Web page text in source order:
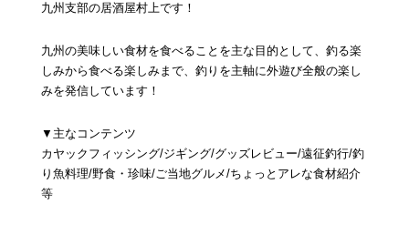
九州支部の居酒屋村上です！
九州の美味しい食材を食べることを主な目的として、釣る楽
しみから食べる楽しみまで、釣りを主軸に外遊び全般の楽し
みを発信しています！
▼主なコンテンツ
カヤックフィッシング/ジギング/グッズレビュー/遠征釣行/釣
り魚料理/野食・珍味/ご当地グルメ/ちょっとアレな食材紹介
等